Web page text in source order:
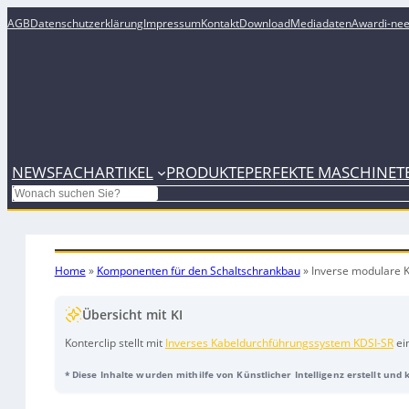
AGBDatenschutzerklärungImpressumKontaktDownloadMediadatenAwardi-
NEWSFACHARTIKEL PRODUKTEPERFEKTE MASCHINE
Search
Home » Komponenten für den Schaltschrankbau» Inverse modulare
Übersicht mit KI
Konterclip stellt mit Inverses Kabeldurchführungssystem KDSI-SR
Rahmenhälften aus glasfaserverstärktem PA6.6 arretieren per
* Diese Inhalte wurden mithilfe von Künstlicher Intelligenz erstellt und